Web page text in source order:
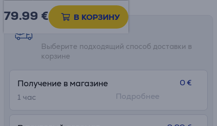
79.99 € В КОРЗИНУ
Возможности доставки
Выберите подходящий способ доставки в
корзине
Получение в магазине
1 час
0 €
Подробнее